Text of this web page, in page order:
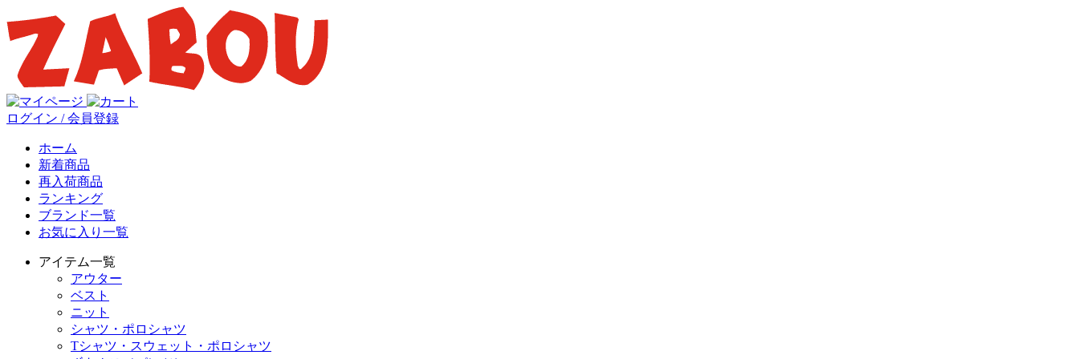
ログイン / 会員登録
ホーム
新着商品
再入荷商品
ランキング
ブランド一覧
お気に入り一覧
アイテム一覧
アウター
ベスト
ニット
シャツ・ポロシャツ
Tシャツ・スウェット・ポロシャツ